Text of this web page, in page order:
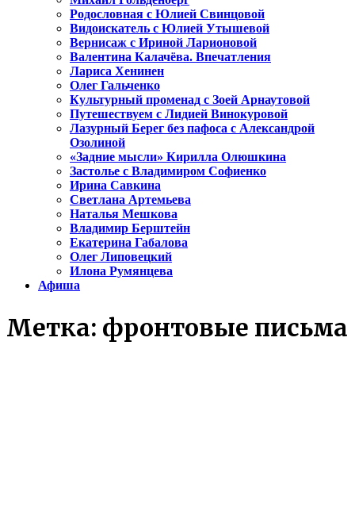
Родословная с Юлией Свинцовой
Видоискатель с Юлией Утышевой
Вернисаж с Ириной Ларионовой
Валентина Калачёва. Впечатления
Лариса Хенинен
Олег Гальченко
Культурный променад с Зоей Арнаутовой
Путешествуем с Лидией Винокуровой
Лазурный Берег без пафоса с Александрой
Озолиной
«Задние мысли» Кирилла Олюшкина
Застолье с Владимиром Софиенко
Ирина Савкина
Светлана Артемьева
Наталья Мешкова
Владимир Берштейн
Екатерина Габалова
Олег Липовецкий
Илона Румянцева
Афиша
Метка: фронтовые письма